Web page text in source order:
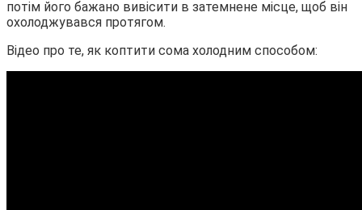
потім його бажано вивісити в затемнене місце, щоб він
охолоджувався протягом.
Відео про те, як коптити сома холодним способом: